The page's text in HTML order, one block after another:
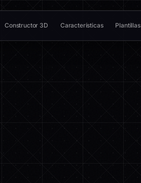
Constructor 3D Características Plantillas